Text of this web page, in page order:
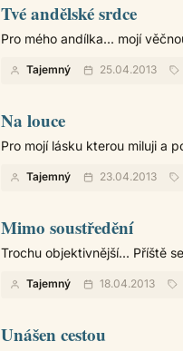
Tvé andělské srdce
Pro mého andílka... mojí
Tajemný 25.04.2013
Na louce
Pro mojí lásku kterou miluji a
Tajemný 23.04.2013
Mimo soustředění
Trochu objektivnější... Příště
Tajemný 18.04.2013
Unášen cestou